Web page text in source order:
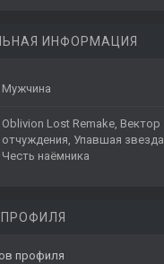
ИНФОРМАЦИЯ
Мужчина
Oblivion Lost Remake, Вектор
отчуждения, Упавшая звезда
Честь наёмника
профиля